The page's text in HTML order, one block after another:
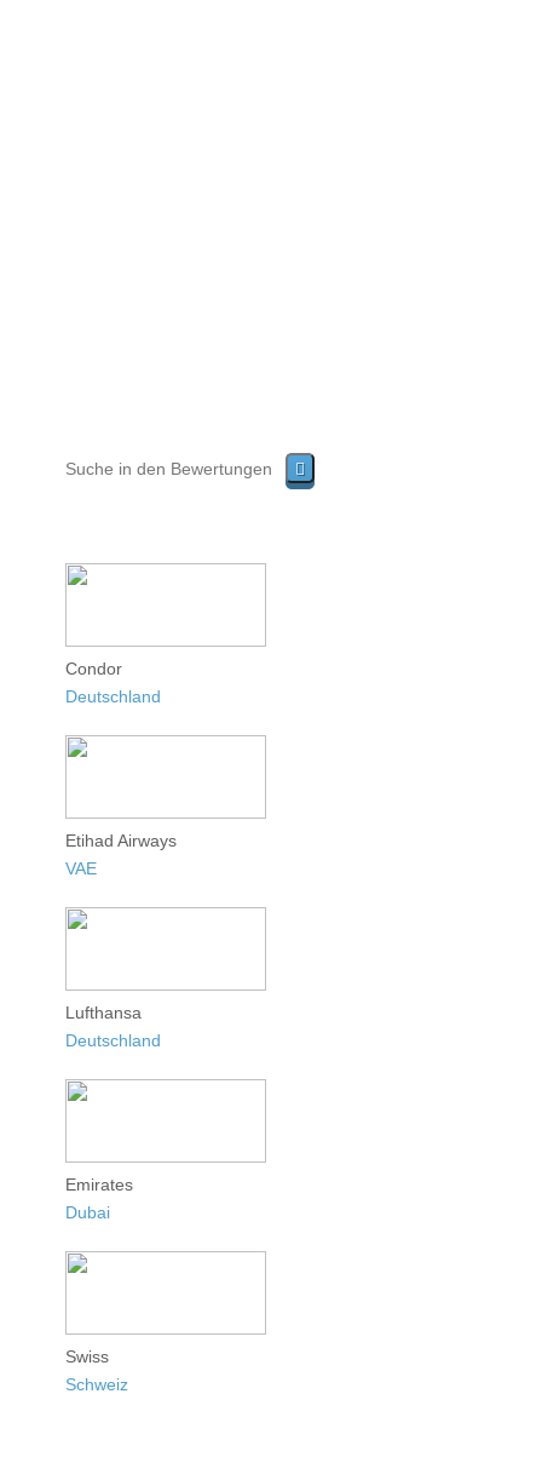
Condor
Deutschland
Etihad Airways
VAE
Lufthansa
Deutschland
Emirates
Dubai
Swiss
Schweiz